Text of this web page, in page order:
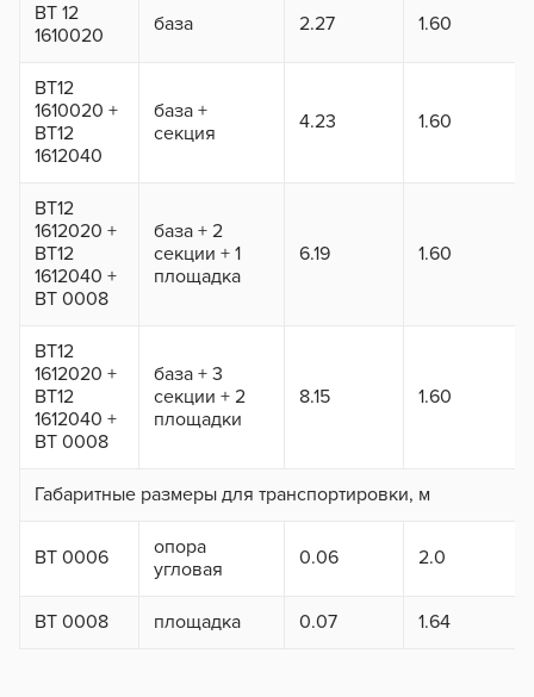
ВТ 12
1610020
база 2.27 1.60
ВТ12
1610020 +
ВТ12
1612040
база +
секция
4.23 1.60
ВТ12
1612020 +
ВТ12
1612040 +
ВТ 0008
база + 2
секции + 1
площадка
6.19 1.60
ВТ12
1612020 +
ВТ12
1612040 +
ВТ 0008
база + 3
секции + 2
площадки
8.15 1.60
Габаритные размеры для транспортировки, м
ВТ 0006
опора
угловая
0.06 2.0
ВТ 0008 площадка 0.07 1.64